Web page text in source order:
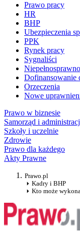
Prawo pracy
HR
BHP
Ubezpieczenia
PPK
Rynek pracy
Sygnaliści
Dofinansowanie
Orzeczenia
Nowe
Prawo w biznesie
Samorząd i
Szkoły i uczelnie
Zdrowie
Prawo dla każdego
Akty Prawne
Prawo.pl
Kadry i BHP
Kto może